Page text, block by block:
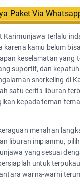
Paket Via
Karimunjawa terlalu
karena kamu belum
keselamatan yang
suportif, dan
snorkeling di
satu cerita liburan
kepada teman-
menahan
liburan impianmu,
yang sesuai
untuk
warna-warni